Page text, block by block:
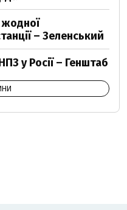
жодної
– Зеленський
у Росії – Генштаб